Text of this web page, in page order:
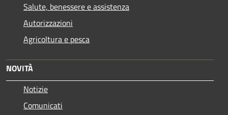
Salute, benessere e assistenza
Autorizzazioni
Agricoltura e pesca
NOVITÀ
Notizie
Comunicati